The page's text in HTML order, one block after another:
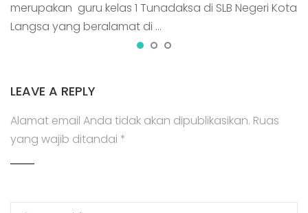
merupakan guru kelas 1 Tunadaksa di SLB Negeri Kota
Langsa yang beralamat di …
LEAVE A REPLY
Alamat email Anda tidak akan dipublikasikan. Ruas
yang wajib ditandai *